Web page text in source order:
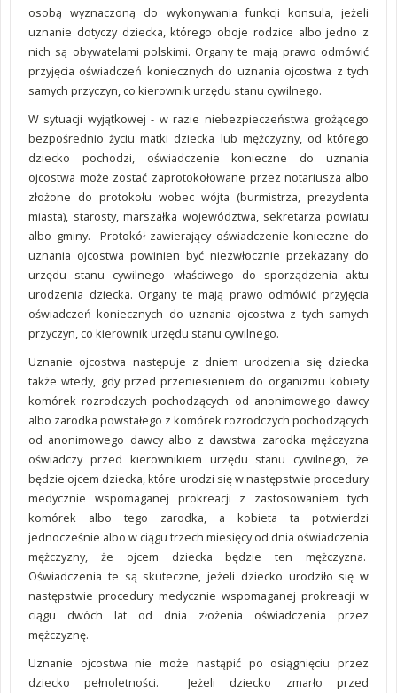
osobą wyznaczoną do wykonywania funkcji konsula, jeżeli
uznanie dotyczy dziecka, którego oboje rodzice albo jedno z
nich są obywatelami polskimi. Organy te mają prawo odmówić
przyjęcia oświadczeń koniecznych do uznania ojcostwa z tych
samych przyczyn, co kierownik urzędu stanu cywilnego.
W sytuacji wyjątkowej - w razie niebezpieczeństwa grożącego
bezpośrednio życiu matki dziecka lub mężczyzny, od którego
dziecko pochodzi, oświadczenie konieczne do uznania
ojcostwa może zostać zaprotokołowane przez notariusza albo
złożone do protokołu wobec wójta (burmistrza, prezydenta
miasta), starosty, marszałka województwa, sekretarza powiatu
albo gminy. Protokół zawierający oświadczenie konieczne do
uznania ojcostwa powinien być niezwłocznie przekazany do
urzędu stanu cywilnego właściwego do sporządzenia aktu
urodzenia dziecka. Organy te mają prawo odmówić przyjęcia
oświadczeń koniecznych do uznania ojcostwa z tych samych
przyczyn, co kierownik urzędu stanu cywilnego.
Uznanie ojcostwa następuje z dniem urodzenia się dziecka
także wtedy, gdy przed przeniesieniem do organizmu kobiety
komórek rozrodczych pochodzących od anonimowego dawcy
albo zarodka powstałego z komórek rozrodczych pochodzących
od anonimowego dawcy albo z dawstwa zarodka mężczyzna
oświadczy przed kierownikiem urzędu stanu cywilnego, że
będzie ojcem dziecka, które urodzi się w następstwie procedury
medycznie wspomaganej prokreacji z zastosowaniem tych
komórek albo tego zarodka, a kobieta ta potwierdzi
jednocześnie albo w ciągu trzech miesięcy od dnia oświadczenia
mężczyzny, że ojcem dziecka będzie ten mężczyzna.
Oświadczenia te są skuteczne, jeżeli dziecko urodziło się w
następstwie procedury medycznie wspomaganej prokreacji w
ciągu dwóch lat od dnia złożenia oświadczenia przez
mężczyznę.
Uznanie ojcostwa nie może nastąpić po osiągnięciu przez
dziecko pełnoletności. Jeżeli dziecko zmarło przed